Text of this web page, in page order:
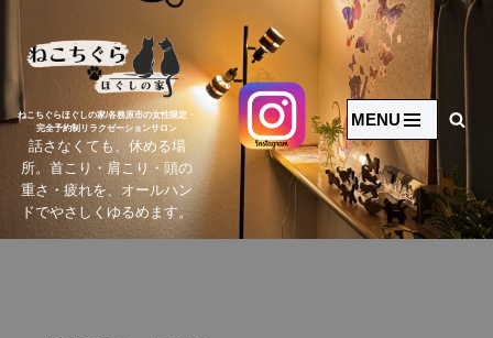
コ
ン
テ
ン
ツ
へ
ス
キ
ねこちぐらほぐしの家/各務原市の女性限定・
完全予約制リラクゼーションサロン
話さなくても、休める場
所。首こり・肩こり・頭の
重さ・疲れを、オールハン
ドでやさしくゆるめます。
MENU